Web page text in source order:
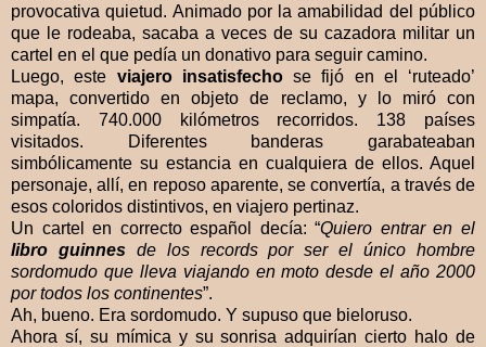
provocativa quietud. Animado por la amabilidad del público
que le rodeaba, sacaba a veces de su cazadora militar un
cartel en el que pedía un donativo para seguir camino.
Luego, este viajero insatisfechose fijó en el ‘ruteado’
mapa, convertido en objeto de reclamo, y lo miró con
simpatía. 740.000 kilómetros recorridos. 138 países
visitados. Diferentes banderas garabateaban
simbólicamente su estancia en cualquiera de ellos. Aquel
personaje, allí, en reposo aparente, se convertía, a través de
esos coloridos distintivos, en viajero pertinaz.
Un cartel en correcto español decía: “Quiero entrar en el
libro guinnesde los records por ser el único hombre
sordomudo que lleva viajando en moto desde el año 2000
por todos los continentes”.
Ah, bueno. Era sordomudo. Y supuso que bieloruso.
Ahora sí, su mímica y su sonrisa adquirían cierto halo de